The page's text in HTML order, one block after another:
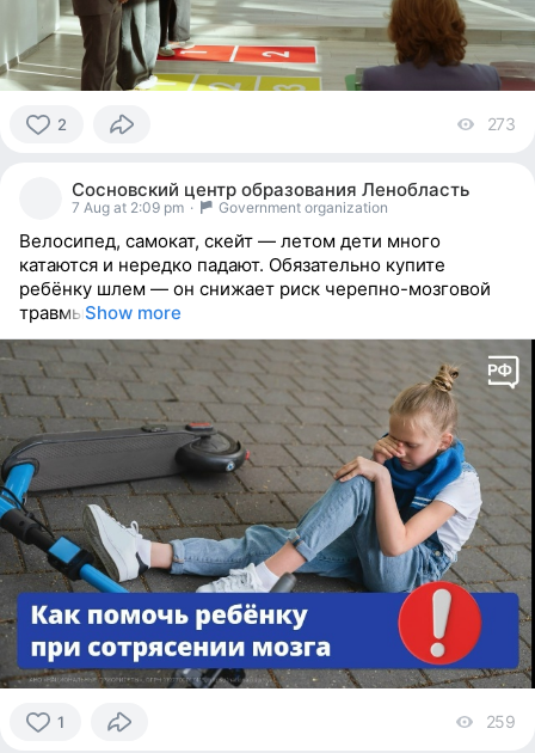
2 273
Сосновский центр образования Ленобласть
7 Aug at 2:09 pm · Government organization
Велосипед, самокат, скейт — летом дети много
катаются и нередко падают. Обязательно купите
ребёнку шлем — он снижает риск черепно-мозговой
травмы Show more
1 259